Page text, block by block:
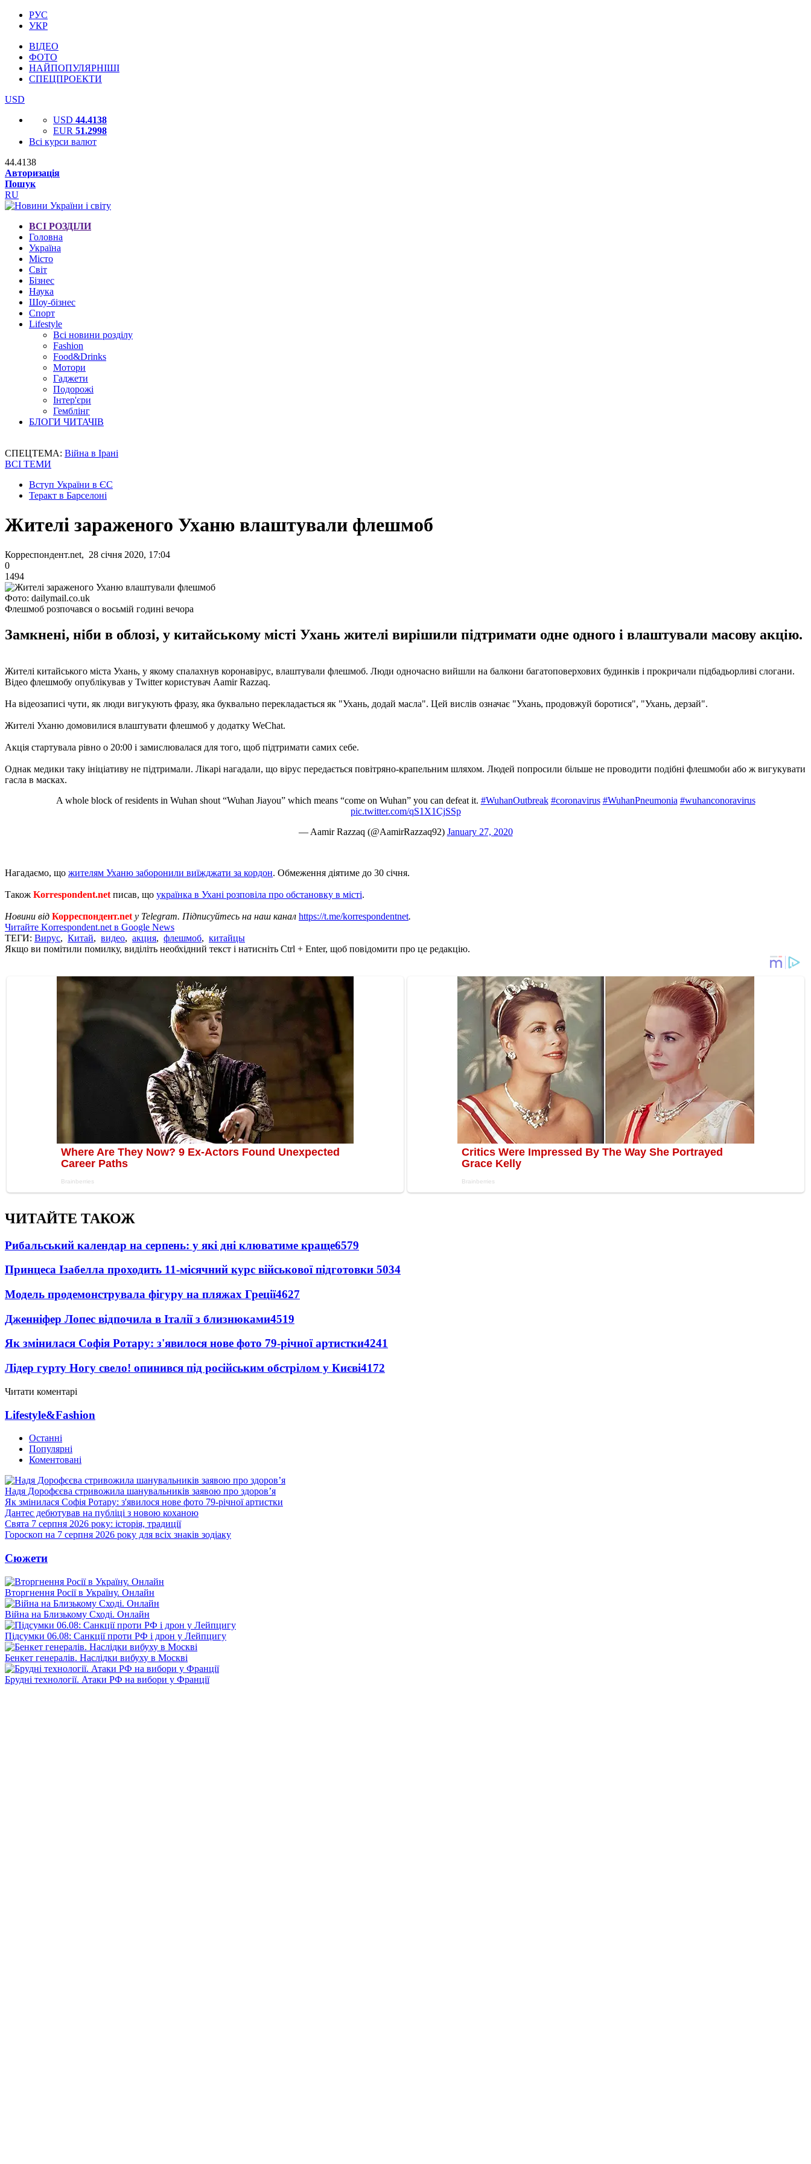
РУС
УКР
ВІДЕО
ФОТО
НАЙПОПУЛЯРНІШІ
СПЕЦПРОЕКТИ
USD
USD 44.4138
EUR 51.2998
Всі курси валют
44.4138
Авторизація
Пошук
RU
ВСІ РОЗДІЛИ
Головна
Україна
Місто
Світ
Бізнес
Наука
Шоу-бізнес
Спорт
Lifestyle
Всі новини розділу
Fashion
Food&Drinks
Мотори
Гаджети
Подорожі
Інтер'єри
Гемблінг
БЛОГИ ЧИТАЧІВ
СПЕЦТЕМА: Війна в Ірані
ВСІ ТЕМИ
Вступ України в ЄС
Теракт в Барселоні
Жителі зараженого Уханю влаштували флешмоб
Корреспондент.net, 28 січня 2020, 17:04
0
1494
Фото: dailymail.co.uk
Флешмоб розпочався о восьмій годині вечора
Замкнені, ніби в облозі, у китайському місті Ухань жителі вирішили підтримати одне одного і влаштували масову акцію.
Жителі китайського міста Ухань, у якому спалахнув коронавірус, влаштували флешмоб. Люди одночасно вийшли на балкони багатоповерхових будинків і прокричали підбадьорливі слогани.
Відео флешмобу опублікував у Twitter користувач Aamir Razzaq.
На відеозаписі чути, як люди вигукують фразу, яка буквально перекладається як "Ухань, додай масла". Цей вислів означає "Ухань, продовжуй боротися", "Ухань, дерзай".
Жителі Уханю домовилися влаштувати флешмоб у додатку WeChat.
Акція стартувала рівно о 20:00 і замислювалася для того, щоб підтримати самих себе.
Однак медики таку ініціативу не підтримали. Лікарі нагадали, що вірус передається повітряно-крапельним шляхом. Людей попросили більше не проводити подібні флешмоби або ж вигукувати
гасла в масках.
A whole block of residents in Wuhan shout “Wuhan Jiayou” which means “come on Wuhan” you can defeat it. #WuhanOutbreak #coronavirus #WuhanPneumonia #wuhanconoravirus
pic.twitter.com/qS1X1CjSSp
— Aamir Razzaq (@AamirRazzaq92) January 27, 2020
Нагадаємо, що жителям Уханю заборонили виїжджати за кордон. Обмеження діятиме до 30 січня.
Також Korrespondent.net писав, що українка в Ухані розповіла про обстановку в місті.
Новини від Корреспондент.net у Telegram. Підписуйтесь на наш канал https://t.me/korrespondentnet.
Читайте Korrespondent.net в Google News
ТЕГИ: Вирус, Китай, видео, акция, флешмоб, китайцы
Якщо ви помітили помилку, виділіть необхідний текст і натисніть Ctrl + Enter, щоб повідомити про це редакцію.
ЧИТАЙТЕ ТАКОЖ
Рибальський календар на серпень: у які дні клюватиме краще6579
Принцеса Ізабелла проходить 11-місячний курс військової підготовки 5034
Модель продемонструвала фігуру на пляжах Греції4627
Дженніфер Лопес відпочила в Італії з близнюками4519
Як змінилася Софія Ротару: з'явилося нове фото 79-річної артистки4241
Лідер гурту Ногу свело! опинився під російським обстрілом у Києві4172
Читати коментарі
Lifestyle&Fashion
Останні
Популярні
Коментовані
Надя Дорофєєва стривожила шанувальників заявою про здоров’я
Як змінилася Софія Ротару: з'явилося нове фото 79-річної артистки
Дантес дебютував на публіці з новою коханою
Свята 7 серпня 2026 року: історія, традиції
Гороскоп на 7 серпня 2026 року для всіх знаків зодіаку
Сюжети
Вторгнення Росії в Україну. Онлайн
Війна на Близькому Сході. Онлайн
Підсумки 06.08: Санкції проти РФ і дрон у Лейпцигу
Бенкет генералів. Наслідки вибуху в Москві
Брудні технології. Атаки РФ на вибори у Франції